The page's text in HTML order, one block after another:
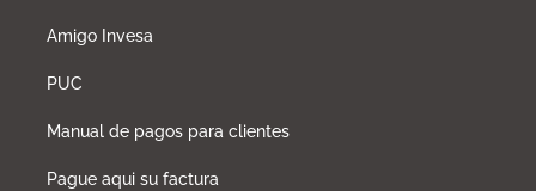
Amigo Invesa
PUC
Manual de pagos para clientes
Pague aqui su factura